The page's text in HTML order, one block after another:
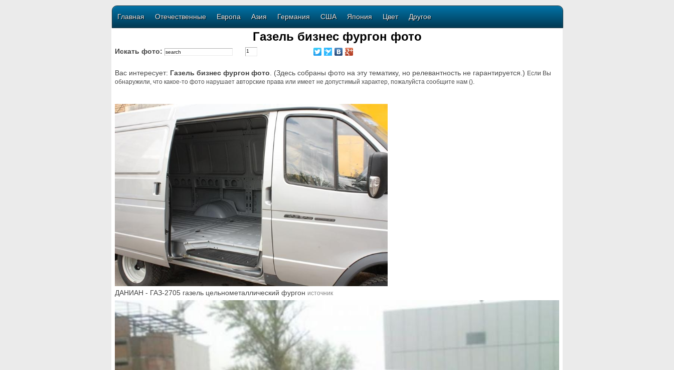
Главная Отечественные Европа Азия Германия США Япония Цвет Другое
Газель бизнес фургон фото
Искать фото:
Вас интересует: Газель бизнес фургон фото . (Здесь собраны фото на эту тематику, но релевантность не гарантируется.) Если Вы
обнаружили, что какое-то фото нарушает авторские права или имеет не допустимый характер, пожалуйста сообщите нам ().
ДАНИАН - ГАЗ-2705 газель цельнометаллический фургон источник